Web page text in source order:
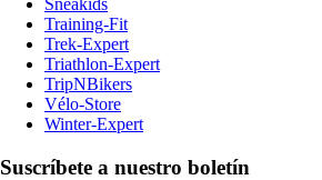
Sneakids
Training-Fit
Trek-Expert
Triathlon-Expert
TripNBikers
Vélo-Store
Winter-Expert
Suscríbete a nuestro boletín